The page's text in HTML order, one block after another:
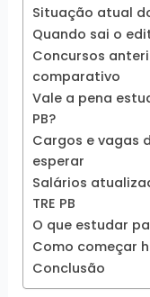
Situação atual
Quando sai o
Concursos
comparativo
Vale a pena
PB?
Cargos e vagas
esperar
Salários
TRE PB
O que estudar
Como começar
Conclusão